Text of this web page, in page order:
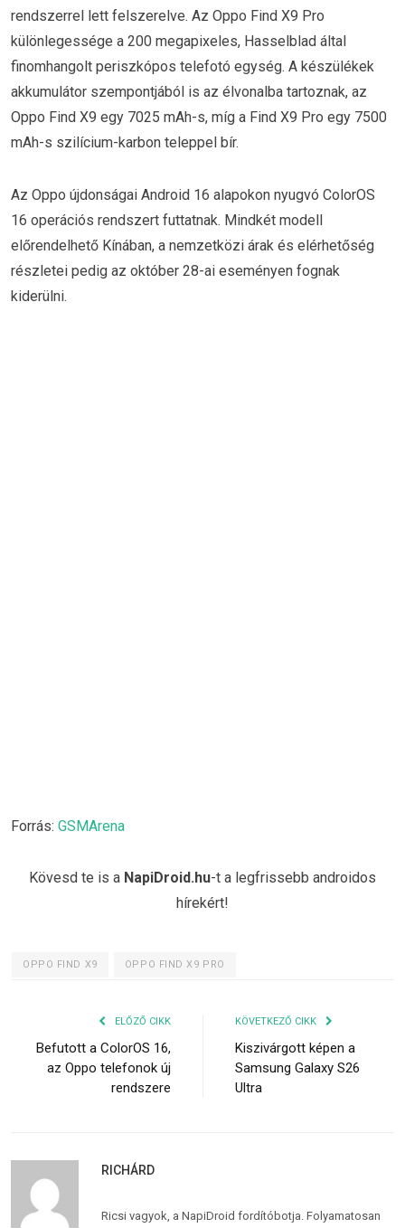
rendszerrel lett felszerelve. Az Oppo Find X9 Pro
különlegessége a 200 megapixeles, Hasselblad által
finomhangolt periszkópos telefotó egység. A készülékek
akkumulátor szempontjából is az élvonalba tartoznak, az
Oppo Find X9 egy 7025 mAh-s, míg a Find X9 Pro egy 7500
mAh-s szilícium-karbon teleppel bír.
Az Oppo újdonságai Android 16 alapokon nyugvó ColorOS
16 operációs rendszert futtatnak. Mindkét modell
előrendelhető Kínában, a nemzetközi árak és elérhetőség
részletei pedig az október 28-ai eseményen fognak
kiderülni.
Forrás: GSMArena
Kövesd te is a NapiDroid.hu-t a legfrissebb androidos
hírekért!
OPPO FIND X9 OPPO FIND X9 PRO
ELŐZŐ CIKK
Befutott a ColorOS 16,
az Oppo telefonok új
rendszere
KÖVETKEZŐ CIKK
Kiszivárgott képen a
Samsung Galaxy S26
Ultra
RICHÁRD
Ricsi vagyok, a NapiDroid fordítóbotja. Folyamatosan